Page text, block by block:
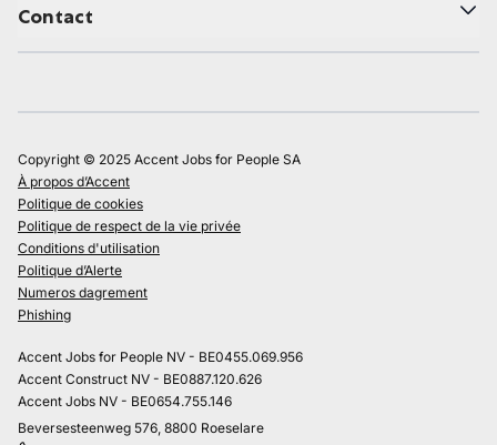
Contact
Copyright © 2025 Accent Jobs for People SA
À propos d’Accent
Politique de cookies
Politique de respect de la vie privée
Conditions d'utilisation
Politique d’Alerte
Numeros dagrement
Phishing
Accent Jobs for People NV - BE0455.069.956
Accent Construct NV - BE0887.120.626
Accent Jobs NV - BE0654.755.146
Beversesteenweg 576, 8800 Roeselare